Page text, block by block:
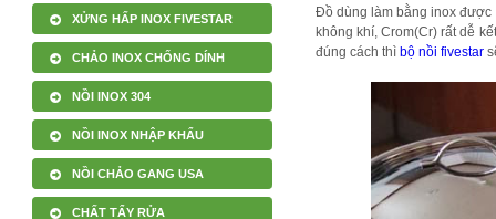
XỬNG HẤP INOX FIVESTAR
CHẢO INOX CHỐNG DÍNH
NỒI INOX 304
NỒI INOX NHẬP KHẨU
NỒI CHẢO GANG USA
CHẤT TẨY RỬA
Đồ dùng làm bằng inox
không khí, Crom(Cr) rất dễ
đúng cách thì bộ nồi fivestar